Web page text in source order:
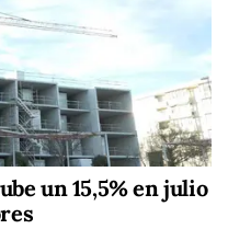
un 15,5% en julio